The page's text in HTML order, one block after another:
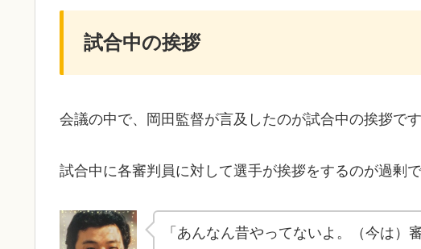
試合中の挨拶
会議の中で、岡田監督が言及したのが試合中の挨拶です
試合中に各審判員に対して選手が挨拶をするのが過剰で
「あんなん昔やってないよ。（今は